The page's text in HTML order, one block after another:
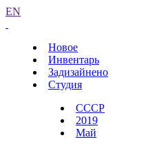
EN
Новое
Инвентарь
Задизайнено
Студия
СССР
2019
Май